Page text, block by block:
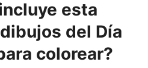
esta
del Día
colorear?